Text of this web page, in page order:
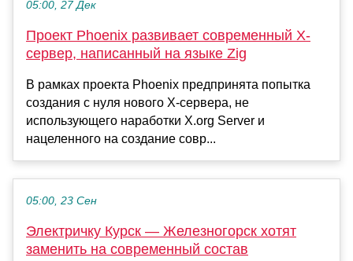
05:00, 27 Дек
Проект Phoenix развивает современный X-
сервер, написанный на языке Zig
В рамках проекта Phoenix предпринята попытка
создания с нуля нового X-сервера, не
использующего наработки X.org Server и
нацеленного на создание совр...
05:00, 23 Сен
Электричку Курск — Железногорск хотят
заменить на современный состав